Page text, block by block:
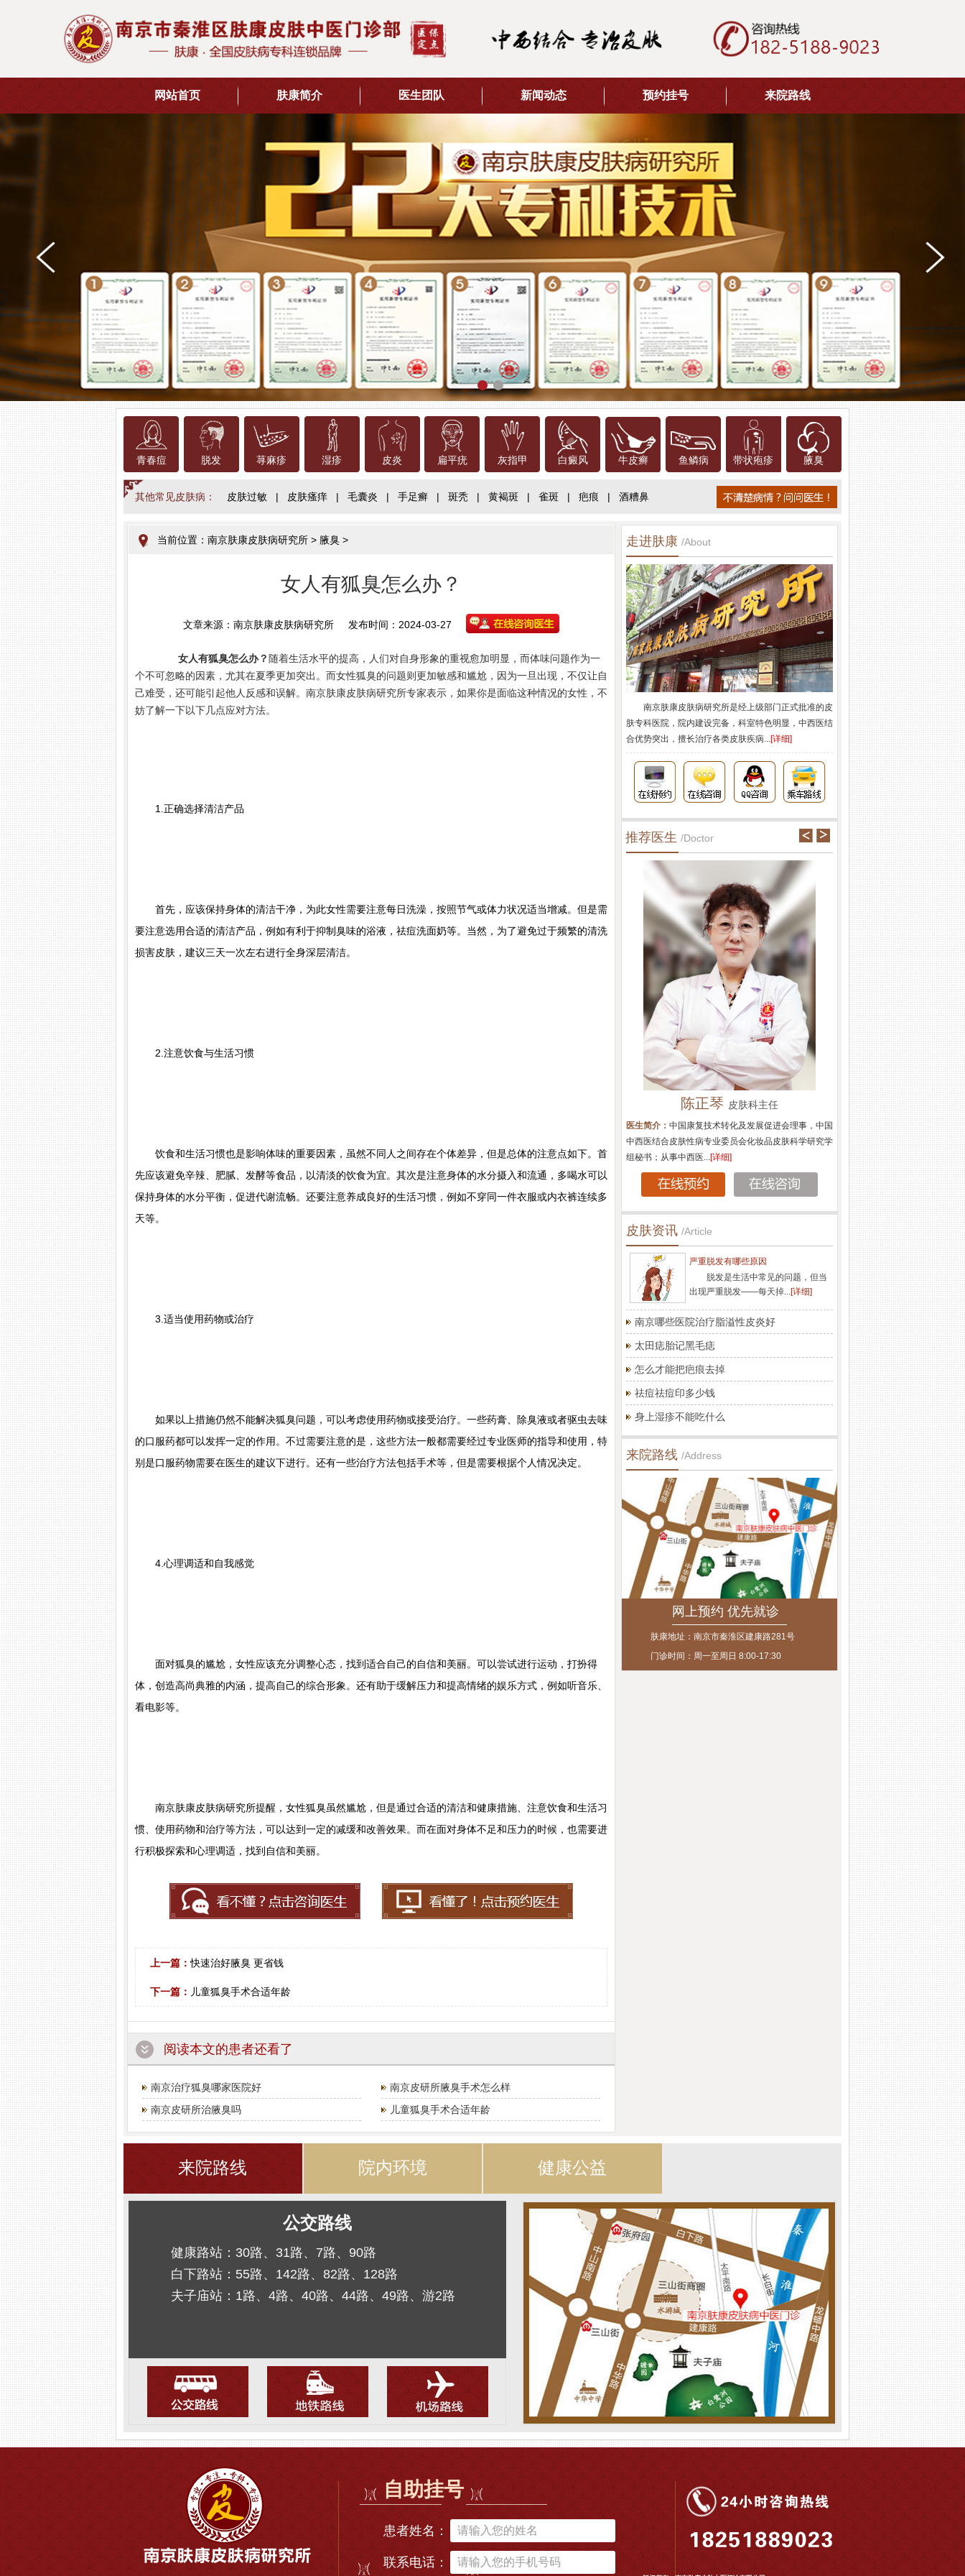
网站首页 肤康简介 医生团队 新闻动态 预约挂号 来院路线
青春痘 脱发 荨麻疹 湿疹 皮炎 扁平疣 灰指甲 白癜风 牛皮癣 鱼鳞病 带状疱疹 腋臭
其他常见皮肤病： 皮肤过敏 | 皮肤瘙痒 | 毛囊炎 | 手足癣 | 斑秃 | 黄褐斑 | 雀斑 | 疤痕 | 酒糟鼻
当前位置： 南京肤康皮肤病研究所 > 腋臭 >
女人有狐臭怎么办？
文章来源：南京肤康皮肤病研究所 发布时间：2024-03-27
女人有狐臭怎么办？ 随着生活水平的提高，人们对自身形象的重视愈加明显，而体味问题作为一
个不可忽略的因素，尤其在夏季更加突出。而女性狐臭的问题则更加敏感和尴尬，因为一旦出现，不仅让自
己难受，还可能引起他人反感和误解。南京肤康皮肤病研究所专家表示，如果你是面临这种情况的女性，不
妨了解一下以下几点应对方法。
1.正确选择清洁产品
首先，应该保持身体的清洁干净，为此女性需要注意每日洗澡，按照节气或体力状况适当增减。但是需
要注意选用合适的清洁产品，例如有利于抑制臭味的浴液，祛痘洗面奶等。当然，为了避免过于频繁的清洗
损害皮肤，建议三天一次左右进行全身深层清洁。
2.注意饮食与生活习惯
饮食和生活习惯也是影响体味的重要因素，虽然不同人之间存在个体差异，但是总体的注意点如下。首
先应该避免辛辣、肥腻、发酵等食品，以清淡的饮食为宜。其次是注意身体的水分摄入和流通，多喝水可以
保持身体的水分平衡，促进代谢流畅。还要注意养成良好的生活习惯，例如不穿同一件衣服或内衣裤连续多
天等。
3.适当使用药物或治疗
如果以上措施仍然不能解决狐臭问题，可以考虑使用药物或接受治疗。一些药膏、除臭液或者驱虫去味
的口服药都可以发挥一定的作用。不过需要注意的是，这些方法一般都需要经过专业医师的指导和使用，特
别是口服药物需要在医生的建议下进行。还有一些治疗方法包括手术等，但是需要根据个人情况决定。
4.心理调适和自我感觉
面对狐臭的尴尬，女性应该充分调整心态，找到适合自己的自信和美丽。可以尝试进行运动，打扮得
体，创造高尚典雅的内涵，提高自己的综合形象。还有助于缓解压力和提高情绪的娱乐方式，例如听音乐、
看电影等。
南京肤康皮肤病研究所提醒，女性狐臭虽然尴尬，但是通过合适的清洁和健康措施、注意饮食和生活习
惯、使用药物和治疗等方法，可以达到一定的减缓和改善效果。而在面对身体不足和压力的时候，也需要进
行积极探索和心理调适，找到自信和美丽。
上一篇：快速治好腋臭 更省钱
下一篇： 儿童狐臭手术合适年龄
阅读本文的患者还看了
南京治疗狐臭哪家医院好
南京皮研所腋臭手术怎么样
南京皮研所治腋臭吗
儿童狐臭手术合适年龄
走进肤康 /About
南京肤康皮肤病研究所是经上级部门正式批准的皮
肤专科医院，院内建设完备，科室特色明显，中西医结
合优势突出，擅长治疗各类皮肤疾病...[详细]
推荐医生 /Doctor
苏国水 执业医师
介：苏国水,南京肤康皮肤病研究所执业医师,对
，白癜风，鱼鳞病，脱发，顽固性慢性荨麻疹，
各类皮炎，痤...[详细]
态反应性皮肤病（湿...[详细]
组秘书；从事中西医...[详细]
田杏娟 皮肤科医生
医生简介： 长期致力于皮肤性病学的科研和临床工作，
有着丰富的皮肤诊疗经验，特别在银屑病、白癜风科研
上成果丰硕，多次应...[详细]
皮肤资讯 /Article
严重脱发有哪些原因
脱发是生活中常见的问题，但当
出现严重脱发——每天掉...[详细]
南京哪些医院治疗脂溢性皮炎好
太田痣胎记黑毛痣
怎么才能把疤痕去掉
祛痘祛痘印多少钱
身上湿疹不能吃什么
来院路线 /Address
网上预约 优先就诊
肤康地址：南京市秦淮区建康路281号
门诊时间：周一至周日 8:00-17:30
来院路线 院内环境 健康公益
公交路线
健康路站：30路、31路、7路、90路
白下路站：55路、142路、82路、128路
夫子庙站：1路、4路、40路、44路、49路、游2路
自助挂号
患者姓名：
联系电话：